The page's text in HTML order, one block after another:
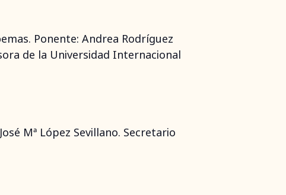
Ponente: Andrea Rodríguez
de la Universidad Internacional
Mª López Sevillano. Secretario